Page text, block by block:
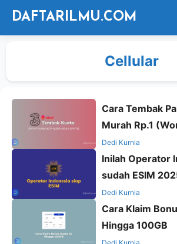
Langsung
DAFTARILMU.COM
Cellular
Cara Tembak
Murah Rp.1
Dedi Kurnia
Inilah Operator
sudah ESIM
Dedi Kurnia
Cara Klaim
Hingga 100GB
Dedi Kurnia